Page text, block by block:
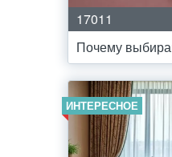
17011
Почему
ИНТЕРЕСНОЕ